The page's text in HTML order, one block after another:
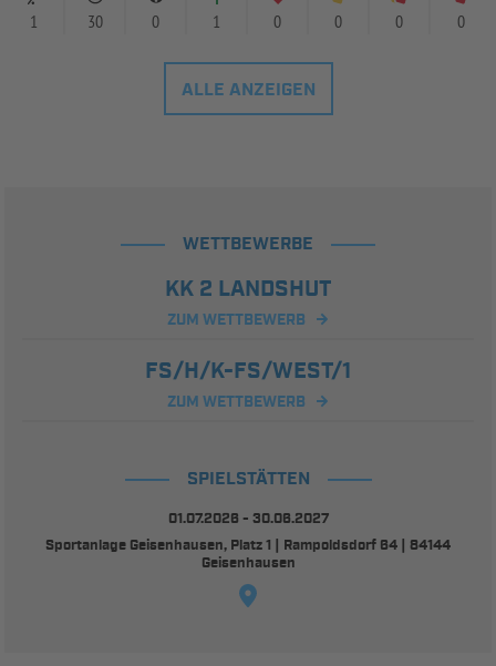
1 30 0 1 0 0 0 0
ALLE ANZEIGEN
WETTBEWERBE
KK 2 LANDSHUT
ZUM WETTBEWERB
FS/H/K-FS/WEST/1
ZUM WETTBEWERB
SPIELSTÄTTEN
01.07.2026 - 30.06.2027
Sportanlage Geisenhausen, Platz 1 | Rampoldsdorf 64 | 84144
Geisenhausen